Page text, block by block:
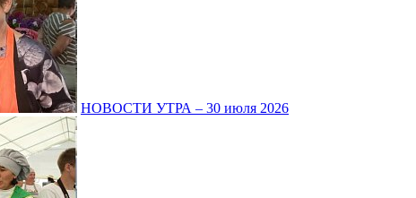
НОВОСТИ УТРА – 30 июля 2026